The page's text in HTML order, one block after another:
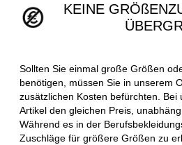
KEINE
Sollten Sie einmal große Größen
benötigen, müssen Sie in unserem
zusätzlichen Kosten befürchten. Bei
Artikel den gleichen Preis,
Während es in der
Zuschläge für größere Größen zu